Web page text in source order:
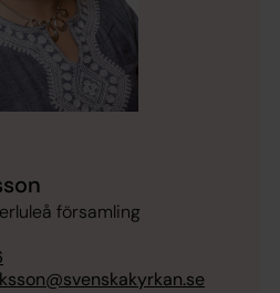
församling